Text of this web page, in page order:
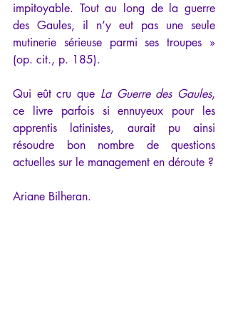
impitoyable. Tout au long de la guerre
des Gaules, il n’y eut pas une seule
mutinerie sérieuse parmi ses troupes »
(op. cit., p. 185).
Qui eût cru que La Guerre des Gaules,
ce livre parfois si ennuyeux pour les
apprentis latinistes, aurait pu ainsi
résoudre bon nombre de questions
actuelles sur le management en déroute ?
Ariane Bilheran.